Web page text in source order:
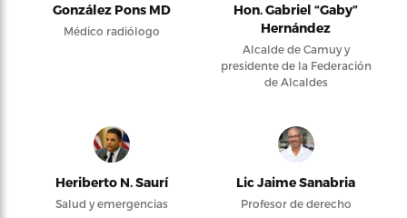
González Pons MD
Médico radiólogo
Hon. Gabriel “Gaby”
Hernández
Alcalde de Camuy y
presidente de la Federación
de Alcaldes
Heriberto N. Saurí
Salud y emergencias
Lic Jaime Sanabria
Profesor de derecho